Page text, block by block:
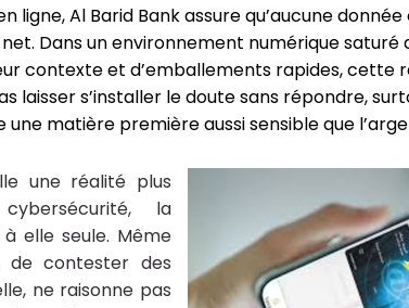
ligne, Al Barid Bank assure qu’aucune donnée
Dans un environnement numérique saturé
contexte et d’emballements rapides, cette
laisser s’installer le doute sans répondre,
matière première aussi sensible que
une réalité plus
la
elle seule. Même
de contester des
ne raisonne pas